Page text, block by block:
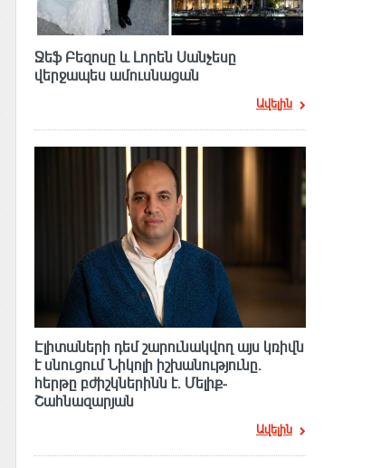
Ջեֆ Բեզոսը և Լորեն Սանչեսը
վերջապես ամուսնացան
Ավելին
Էլիտաների դեմ շարունակվող այս կռիվն
է սնուցում Նիկոլի իշխանությունը.
հերթը բժիշկներինն է. Մելիք-
Շահնազարյան
Ավելին